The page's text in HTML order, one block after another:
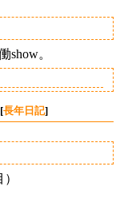
show。
[長年日記]